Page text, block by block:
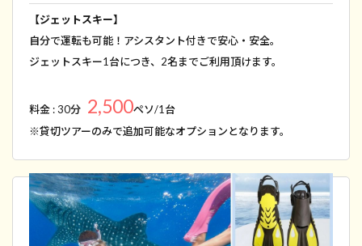
【ジェットスキー】
自分で運転も可能！アシスタント付きで安心・安全。
ジェットスキー1台につき、2名までご利用頂けます。
料金 : 30分 2,500ペソ/1台
※貸切ツアーのみで追加可能なオプションとなります。